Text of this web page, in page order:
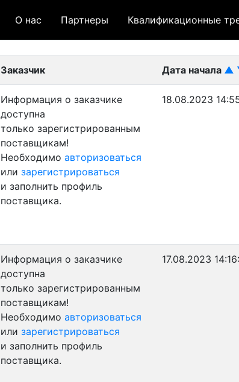
О нас Партнеры Квалификационные
Заказчик Дата начала ▲
Информация о заказчике
доступна
только зарегистрированным
поставщикам!
Необходимо авторизоваться
или зарегистрироваться
и заполнить профиль
поставщика.
18.08.2023
Информация о заказчике
доступна
только зарегистрированным
поставщикам!
Необходимо авторизоваться
или зарегистрироваться
и заполнить профиль
поставщика.
17.08.2023